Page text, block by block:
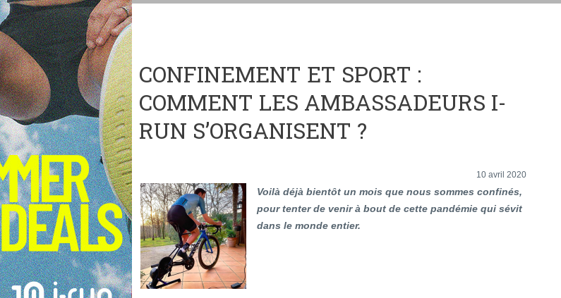
CONFINEMENT ET SPORT :
COMMENT LES AMBASSADEURS I-
RUN S’ORGANISENT ?
10 avril 2020
Voilà déjà bientôt un mois que nous sommes confinés,
pour tenter de venir à bout de cette pandémie qui sévit
dans le monde entier.